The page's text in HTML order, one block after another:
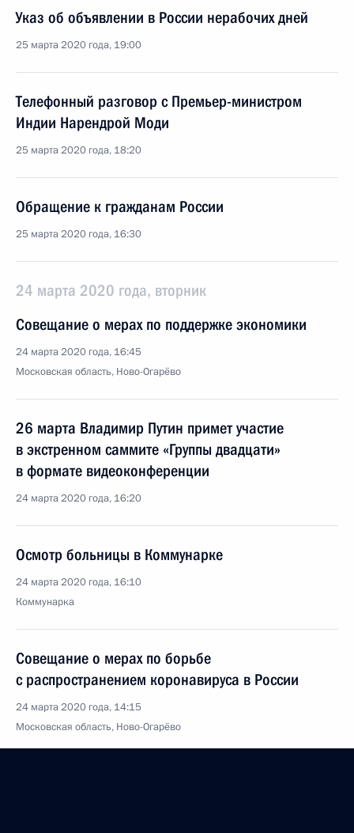
Указ об объявлении в России нерабочих дней
25 марта 2020 года, 19:00
Телефонный разговор с Премьер-министром
Индии Нарендрой Моди
25 марта 2020 года, 18:20
Обращение к гражданам России
25 марта 2020 года, 16:30
24 марта 2020 года, вторник
Совещание о мерах по поддержке экономики
24 марта 2020 года, 16:45
Московская область, Ново-Огарёво
26 марта Владимир Путин примет участие
в экстренном саммите «Группы двадцати»
в формате видеоконференции
24 марта 2020 года, 16:20
Осмотр больницы в Коммунарке
24 марта 2020 года, 16:10
Коммунарка
Совещание о мерах по борьбе
с распространением коронавируса в России
24 марта 2020 года, 14:15
Московская область, Ново-Огарёво